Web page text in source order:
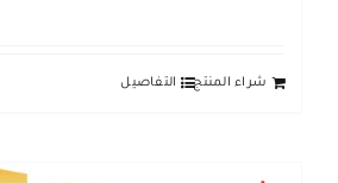
شراء المنتج التفاصيل